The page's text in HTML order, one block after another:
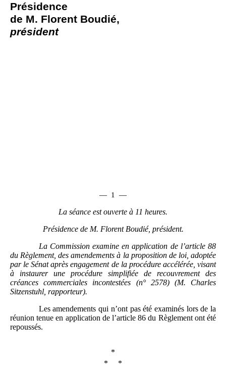
Présidence
de M. Florent Boudié,
président
— 1 —
La séance est ouverte à 11 heures.
Présidence de M. Florent Boudié, président.
La Commission examine en application de l’article 88
du Règlement, des amendements à la proposition de loi, adoptée
par le Sénat après engagement de la procédure accélérée, visant
à instaurer une procédure simplifiée de recouvrement des
créances commerciales incontestées (n° 2578) (M. Charles
Sitzenstuhl, rapporteur).
Les amendements qui n’ont pas été examinés lors de la
réunion tenue en application de l’article 86 du Règlement ont été
repoussés.
*
* *